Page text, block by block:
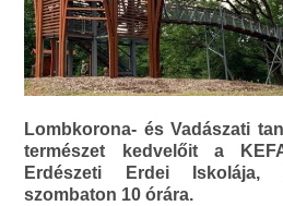
Lombkorona- és Vadászati
természet kedvelőit a
Erdészeti Erdei Iskolája,
szombaton 10 órára.